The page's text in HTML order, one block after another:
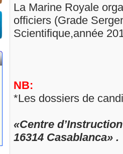
La Marine Royale
officiers (Grade
Scientifique,année
NB:
*Les dossiers de
«Centre
16314 Casablanca» .